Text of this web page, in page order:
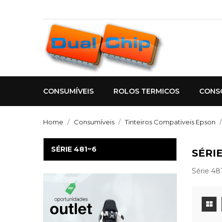
CONSUMÍVEIS ROLOS TERMICOS
Home Consumíveis Tinteiros Compativeis Epson
SÉRIE 481~6
Série